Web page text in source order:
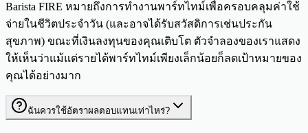
Barista FIRE หมายถึงการทำงานพาร์ทไทม์เพื่อครอบคลุมค่าใช้
จ่ายในชีวิตประจำวัน (และอาจได้รับสวัสดิการเช่นประกัน
สุขภาพ) ขณะที่เงินลงทุนของคุณเติบโต ตัวจำลองของเราแสดง
ให้เห็นว่าแม้แต่รายได้พาร์ทไทม์เพียงเล็กน้อยก็ลดเป้าหมายของ
คุณได้อย่างมาก
ฉันควรใช้อัตราผลตอบแทนเท่าไหร่?